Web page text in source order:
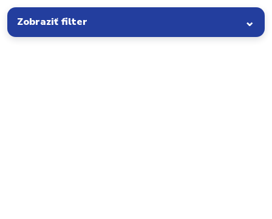
Zobraziť filter